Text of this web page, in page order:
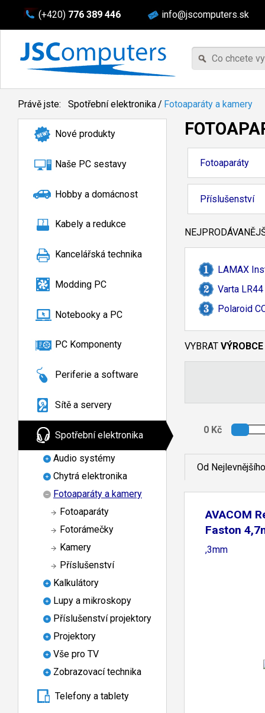
(+420) 776 389 446 info@jscomputers.sk
Právě jste: Spotřební elektronika/ Fotoaparáty a kamery
Nové produkty
Naše PC sestavy
Hobby a domácnost
Kabely a redukce
Kancelářská technika
Modding PC
Notebooky a PC
PC Komponenty
Periferie a software
Sítě a servery
Spotřební elektronika
Audio systémy
Chytrá elektronika
Fotoaparáty a kamery
Fotoaparáty
Fotorámečky
Kamery
Příslušenství
Kalkulátory
Lupy a mikroskopy
Příslušenství projektory
Projektory
Vše pro TV
Zobrazovací technika
Telefony a tablety
Fotoaparáty
Příslušenství
LAMAX
Varta
Polaroid
VYBRAT VÝROBCE
Od Nejlevnějšího
AVACOM
Faston
Faston 6
,3mm